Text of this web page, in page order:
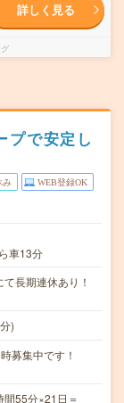
詳しく見る
プで安定し
み WEB登録OK
車13分
長期連休あり！
)
募集中です！
55分×21日＝